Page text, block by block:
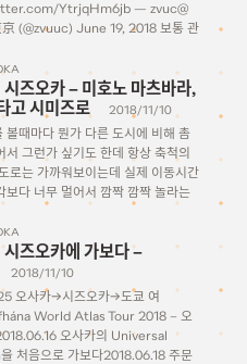
YtrjqHm6jb — zvuc@
(@zvuuc) June 19, 2018 보통 관
려있는 건물이 따로 있다. 건물을
뭘 먹을까 고민을 하는데… […]
즈오카 – 미호노 마츠바라,
고 시미즈로
2018/11/10
볼때마다 뭔가 다른 도시에 비해 촘
서 그런가 싶기도 한데 항상 축척의
로는 가까워보이는데 실제 이동시간
보다 너무 멀어서 깜짝 깜짝 놀라는
라(三保の松原)를 가보려고 하는데,
즈오카에 가보다 –
2018/11/10
오사카→시즈오카→도쿄 여
World Atlas Tour 2018 – 오
오사카의 Universal
처음으로 가보다2018.06.18 주문